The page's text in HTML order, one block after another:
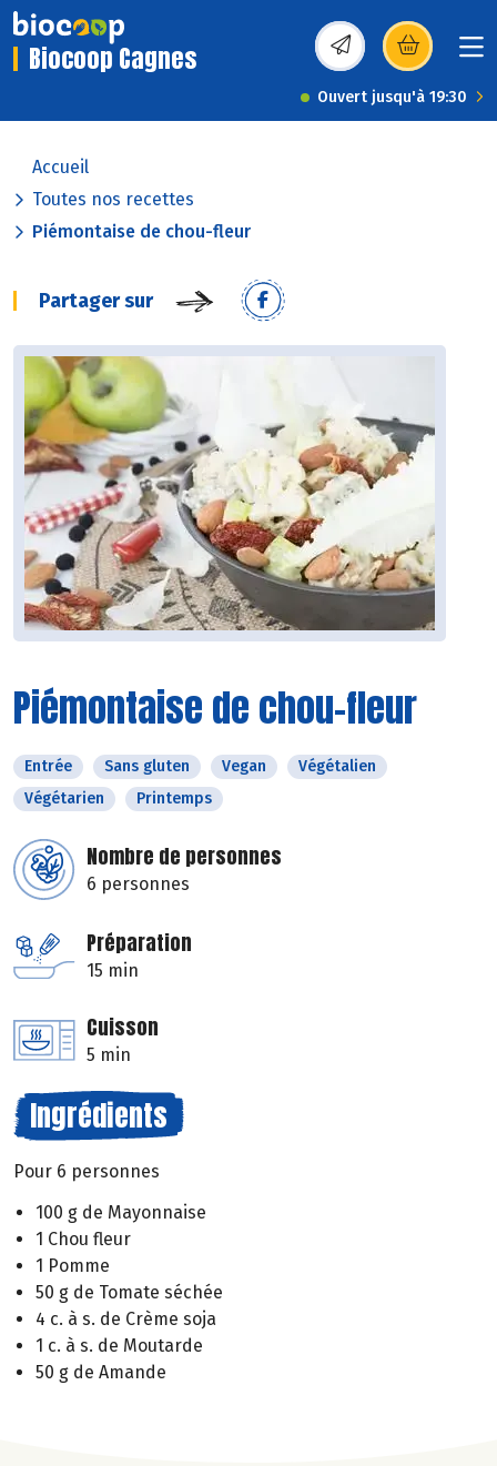
Biocoop Cagnes (s’ouvre dans une
Ouvert jusqu'à 19:30
Accueil
Toutes nos recettes
Piémontaise de chou-fleur
Partager sur
Piémontaise de chou-fleur
Entrée Sans gluten Vegan
Végétalien
Végétarien
Printemps
Nombre de personnes
6 personnes
Préparation
15 min
Cuisson
5 min
Ingrédients
Pour 6 personnes
100 g de Mayonnaise
1 Chou fleur
1 Pomme
50 g de Tomate séchée
4 c. à s. de Crème soja
1 c. à s. de Moutarde
50 g de Amande